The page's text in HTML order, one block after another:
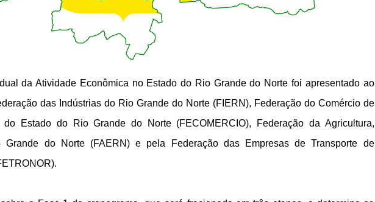
da Atividade Econômica no Estado do Rio Grande do Norte foi apresentado ao
das Indústrias do Rio Grande do Norte (FIERN), Federação do Comércio de
Estado do Rio Grande do Norte (FECOMERCIO), Federação da Agricultura,
do Norte (FAERN) e pela Federação das Empresas de Transporte de